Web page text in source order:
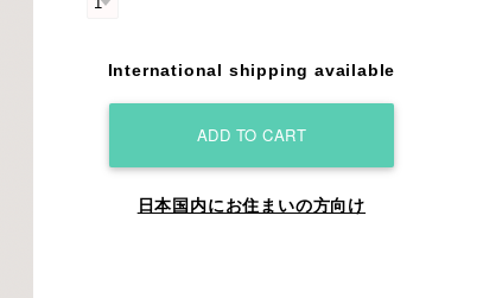
International shipping available
ADD TO CART
日本国内にお住まいの方向け